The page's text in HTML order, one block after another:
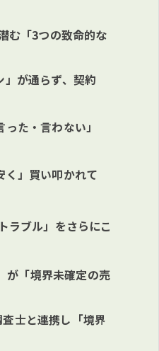
む「3つの致命的な
が通らず、契約
た・言わない」
」買い叩かれて
ラブル」をさらにこ
が「境界未確定の売
士と連携し「境界